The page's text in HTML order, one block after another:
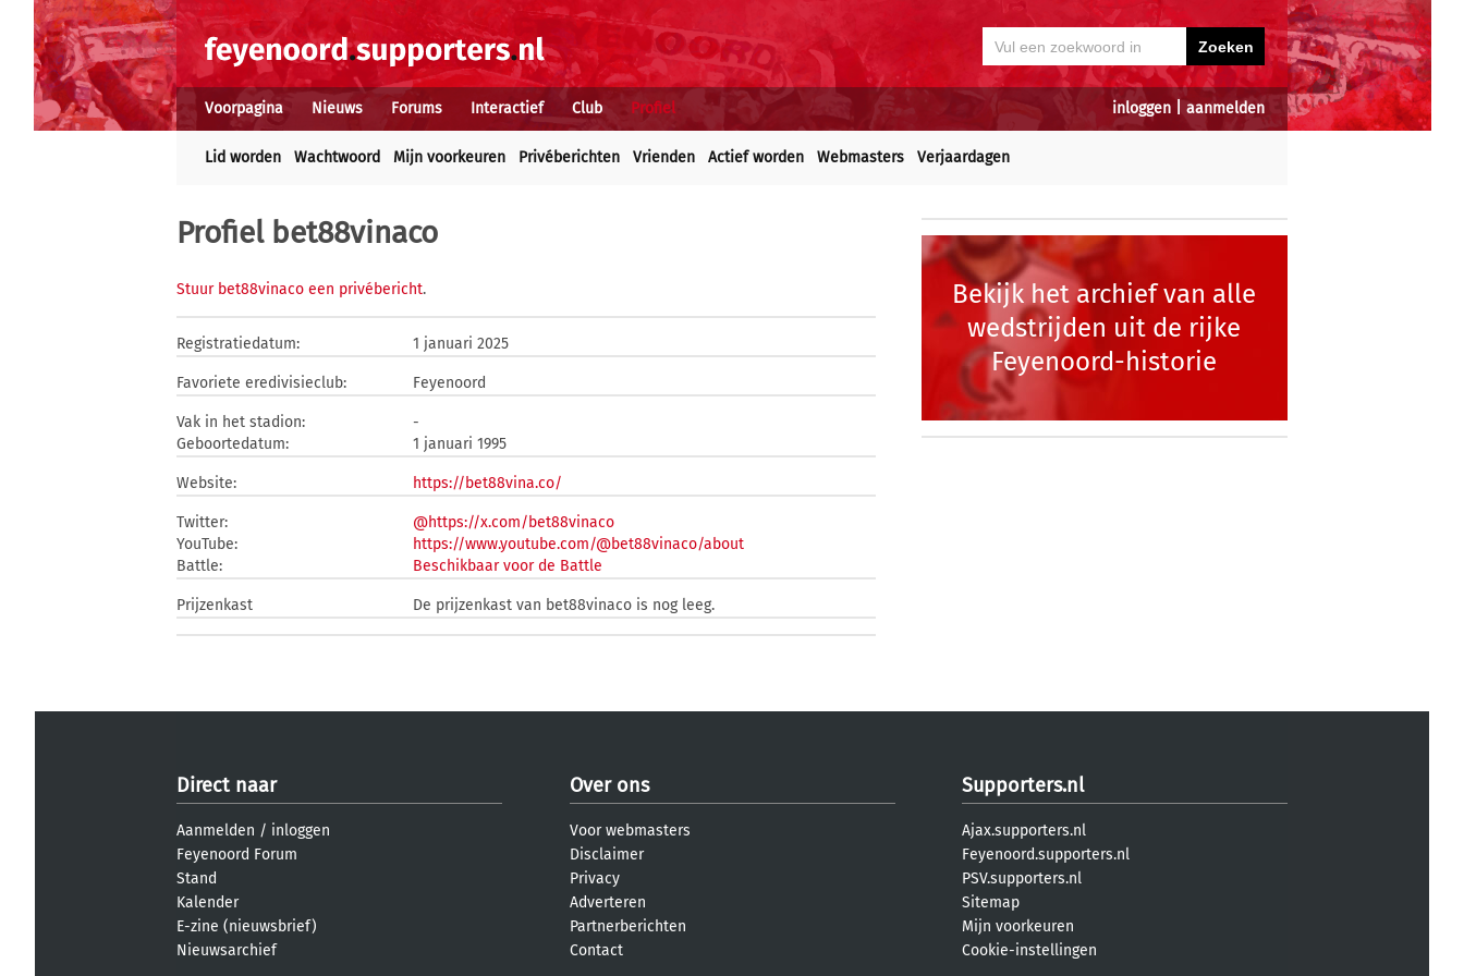
inloggen aanmelden
Voorpagina Nieuws Forums Interactief Club Profiel
Lid worden Wachtwoord Mijn voorkeuren Privéberichten Vrienden Actief worden Webmasters Verjaardagen
Profiel bet88vinaco
Stuur bet88vinaco een privébericht.
Registratiedatum: 1 januari 2025
Favoriete eredivisieclub: Feyenoord
Vak in het stadion:
-
Geboortedatum:
1 januari 1995
Website: https://bet88vina.co/
Twitter:
@https://x.com/bet88vinaco
YouTube:
https://www.youtube.com/@bet88vinaco/about
Battle:
Beschikbaar voor de Battle
Prijzenkast De prijzenkast van bet88vinaco is nog leeg.
Bekijk het archief van alle
wedstrijden uit de rijke
Feyenoord-historie
Direct naar
Aanmelden / inloggen
Feyenoord Forum
Stand
Kalender
E-zine (nieuwsbrief)
Nieuwsarchief
Over ons
Voor webmasters
Disclaimer
Privacy
Adverteren
Partnerberichten
Contact
Supporters.nl
Ajax.supporters.nl
Feyenoord.supporters.nl
PSV.supporters.nl
Sitemap
Mijn voorkeuren
Cookie-instellingen